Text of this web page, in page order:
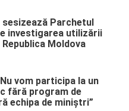
Parchetul
investigarea utilizării
Moldova
vom participa la un
fără program de
echipa de miniștri”